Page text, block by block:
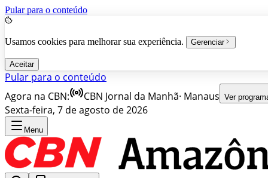
Pular para o conteúdo
Usamos cookies para melhorar sua experiência. Gerenciar
Aceitar
Pular para o conteúdo
Agora na CBN:
CBN Jornal da Manhã· Manaus Ver
Sexta-feira, 7 de agosto de 2026
Menu